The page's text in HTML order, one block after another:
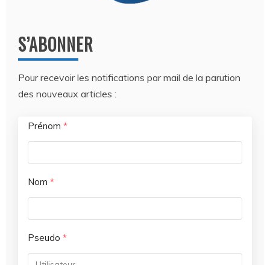
S’ABONNER
Pour recevoir les notifications par mail de la parution
des nouveaux articles :
Prénom *
Nom *
Pseudo *